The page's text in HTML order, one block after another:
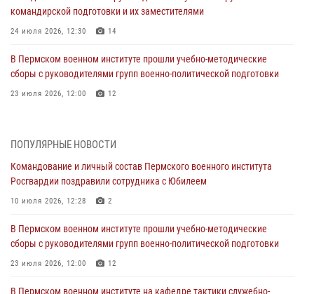
командирской подготовки и их заместителями
24 июля 2026, 12:30 14
В Пермском военном институте прошли учебно-методические
сборы с руководителями групп военно-политической подготовки
23 июля 2026, 12:00 12
Федерации проводится выставка, посвящённая войскам
правопорядка
10 июля 2026, 14:30 8
Росгвардии поздравили сотрудника с Юбилеем
10 июля 2026, 12:28 2
курсов повышения квалификации офицерского состава
ПОПУЛЯРНЫЕ НОВОСТИ
Командование и личный состав Пермского военного института
Росгвардии поздравили сотрудника с Юбилеем
10 июля 2026, 12:28 2
В Пермском военном институте прошли учебно-методические
сборы с руководителями групп военно-политической подготовки
23 июля 2026, 12:00 12
В Пермском военном институте на кафедре тактики служебно-